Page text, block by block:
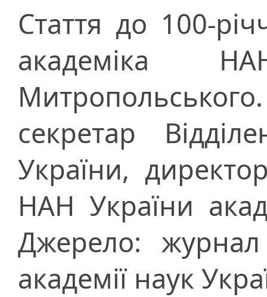
Стаття до 100-
академіка
секретар
України,
НАН України
Джерело: журнал
академії наук